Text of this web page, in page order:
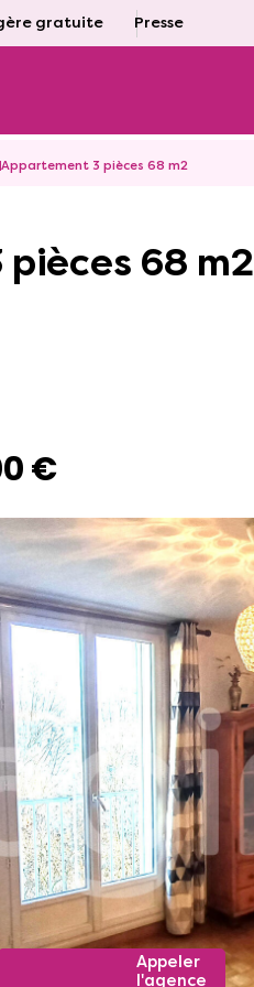
gratuite Presse
Appartement 3 pièces 68 m2
pièces 68 m2
€
Appeler
l'agence